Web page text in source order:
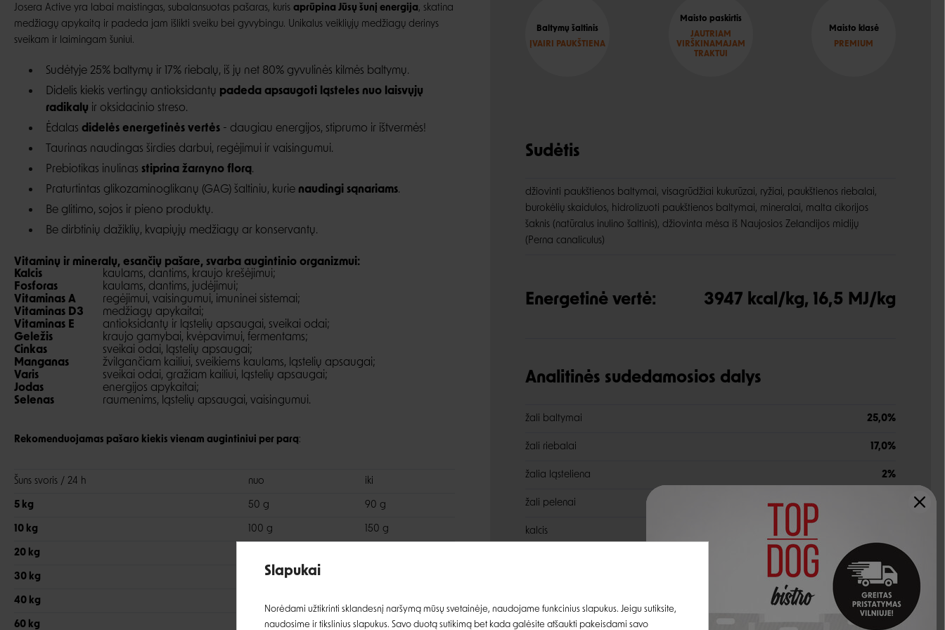
Josera Active yra labai maistingas, subalansuotas pašaras, kuris aprūpina Jūsų šunį energija, skatina
medžiagų apykaitą ir padeda jam išlikti sveiku bei gyvybingu. Unikalus veikliųjų medžiagų derinys
sveikam ir laimingam šuniui.
Sudėtyje 25% baltymų ir 17% riebalų, iš jų net 80% gyvulinės kilmės baltymų.
Didelis kiekis vertingų antioksidantų padeda apsaugoti ląsteles nuo laisvųjų
radikalų ir oksidacinio streso.
Ėdalas didelės energetinės vertės - daugiau energijos, stiprumo ir ištvermės!
Taurinas naudingas širdies darbui, regėjimui ir vaisingumui.
Prebiotikas inulinas stiprina žarnyno florą.
Praturtintas glikozaminoglikanų (GAG) šaltiniu, kurie naudingi sąnariams.
Be glitimo, sojos ir pieno produktų.
Be dirbtinių dažiklių, kvapiųjų medžiagų ar konservantų.
Vitaminų ir mineralų, esančių pašare, svarba augintinio organizmui:
Kalcis
kaulams, dantims, kraujo krešėjimui;
Fosforas
kaulams, dantims, judėjimui;
Vitaminas A
regėjimui, vaisingumui, imuninei sistemai;
Vitaminas D3
medžiagų apykaitai;
Vitaminas E
antioksidantų ir ląstelių apsaugai, sveikai odai;
Geležis
kraujo gamybai, kvėpavimui, fermentams;
Cinkas
sveikai odai, ląstelių apsaugai;
Manganas
žvilgančiam kailiui, sveikiems kaulams, ląstelių apsaugai;
Varis
sveikai odai, gražiam kailiui, ląstelių apsaugai;
Jodas
energijos apykaitai;
Selenas
raumenims, ląstelių apsaugai, vaisingumui.
Rekomenduojamas pašaro kiekis vienam augintiniui per parą:
Šuns svoris / 24 h nuo iki
5 kg 50 g 90 g
10 kg 100 g 150 g
20 kg
30 kg 230 g
40 kg
60 kg 380 g 620 g
Baltymų šaltinis
ĮVAIRI PAUKŠTIENA
Maisto paskirtis
JAUTRIAM
VIRŠKINAMAJAM
TRAKTUI
Maisto klasė
PREMIUM
Sudėtis
džiovinti paukštienos baltymai, visagrūdžiai kukurūzai, ryžiai, paukštienos riebalai,
burokėlių skaidulos, hidrolizuoti paukštienos baltymai, mineralai, malta cikorijos
šaknis (natūralus inulino šaltinis), džiovinta mėsa iš Naujosios Zelandijos midijų
(Perna canaliculus)
Energetinė vertė: 3947 kcal/kg, 16,5 MJ/kg
Analitinės sudedamosios dalys
žali baltymai 25,0%
žali riebalai 17,0%
žalia ląsteliena 2%
žali pelenai
kalcis
1,0%
0,40%
Įvertinimas:
Slapukai
Norėdami užtikrinti sklandesnį naršymą mūsų svetainėje, naudojame funkcinius slapukus. Jeigu sutiksite,
naudosime ir tikslinius slapukus. Savo duotą sutikimą bet kada galėsite atšaukti pakeisdami savo